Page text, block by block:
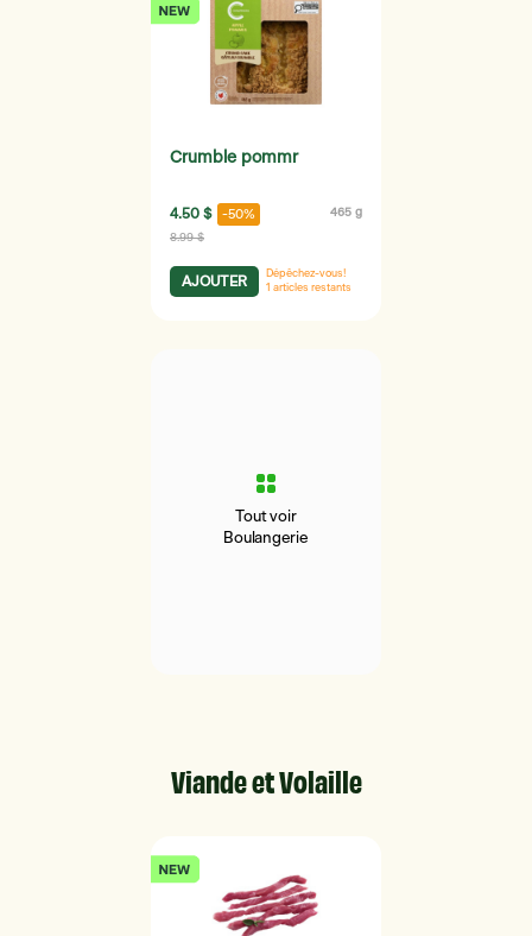
Crumble pommr
4.50 $ -50% 465 g
8.99 $
AJOUTER
Dépêchez-vous!
1 articles restants
Tout voir
Boulangerie
Viande et Volaille